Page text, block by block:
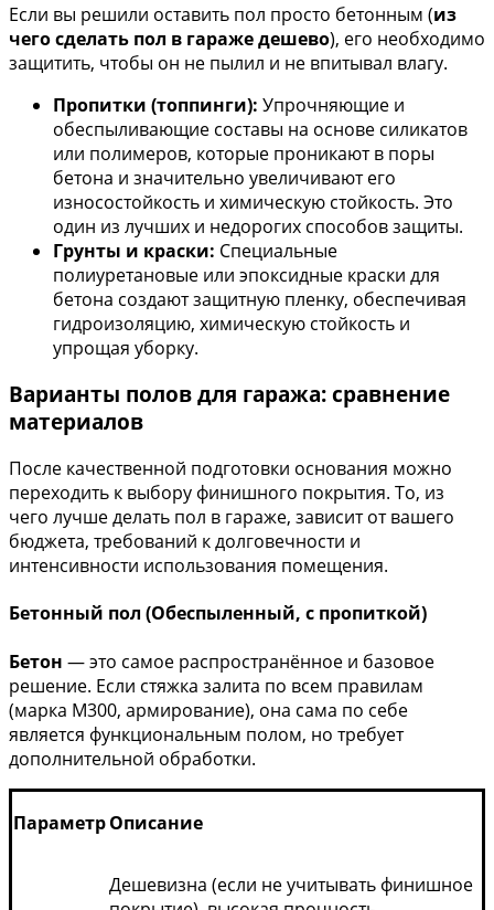
Если вы решили оставить пол просто бетонным (из
чего сделать пол в гараже дешево), его необходимо
защитить, чтобы он не пылил и не впитывал влагу.
Пропитки (топпинги): Упрочняющие и
обеспыливающие составы на основе силикатов
или полимеров, которые проникают в поры
бетона и значительно увеличивают его
износостойкость и химическую стойкость. Это
один из лучших и недорогих способов защиты.
Грунты и краски: Специальные
полиуретановые или эпоксидные краски для
бетона создают защитную пленку, обеспечивая
гидроизоляцию, химическую стойкость и
упрощая уборку.
Варианты полов для гаража: сравнение
материалов
После качественной подготовки основания можно
переходить к выбору финишного покрытия. То, из
чего лучше делать пол в гараже, зависит от вашего
бюджета, требований к долговечности и
интенсивности использования помещения.
Бетонный пол (Обеспыленный, с пропиткой)
Бетон — это самое распространённое и базовое
решение. Если стяжка залита по всем правилам
(марка М300, армирование), она сама по себе
является функциональным полом, но требует
дополнительной обработки.
ПараметрОписание
Дешевизна (если не учитывать финишное